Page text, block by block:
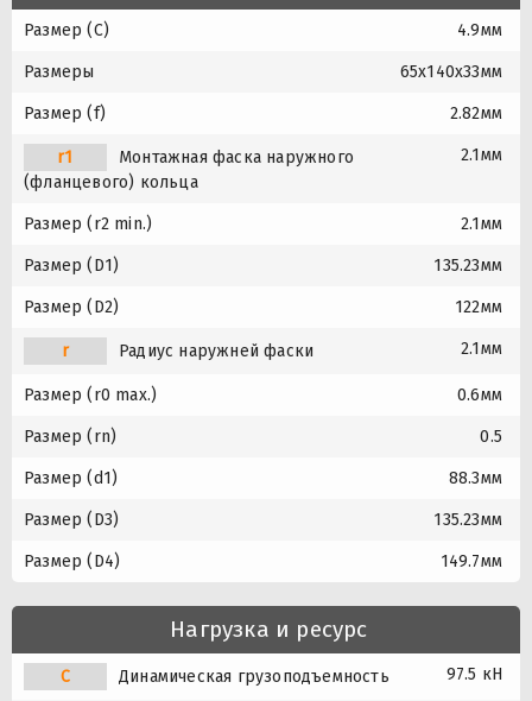
Размер (C) 4.9мм
Размеры 65x140x33мм
Размер (f) 2.82мм
r1
Монтажная фаска наружного
(фланцевого) кольца
2.1мм
Размер (r2 min.) 2.1мм
Размер (D1) 135.23мм
Размер (D2) 122мм
r Радиус наружней фаски 2.1мм
Размер (r0 max.) 0.6мм
Размер (rn) 0.5
Размер (d1) 88.3мм
Размер (D3) 135.23мм
Размер (D4) 149.7мм
Нагрузка и ресурс
C Динамическая грузоподъемность 97.5 кН